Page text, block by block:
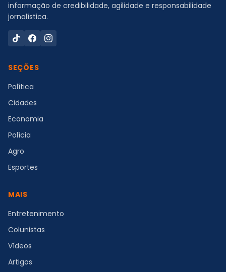
informação de credibilidade, agilidade e responsabilidade
jornalística.
SEÇÕES
Política
Cidades
Economia
Polícia
Agro
Esportes
MAIS
Entretenimento
Colunistas
Vídeos
Artigos